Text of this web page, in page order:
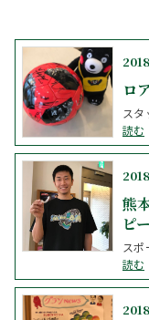
ロ
ス
読む
熊
ピ
ス
読む